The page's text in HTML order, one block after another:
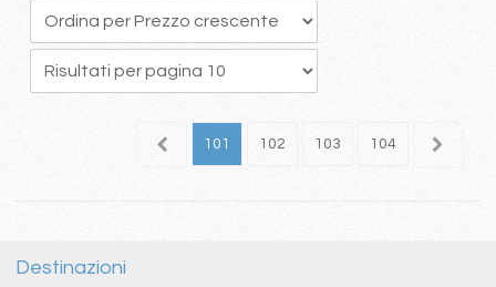
100 101 102 103 104 105
Destinazioni